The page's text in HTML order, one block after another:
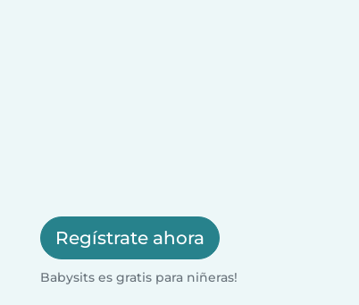
Regístrate ahora
Babysits es gratis para niñeras!